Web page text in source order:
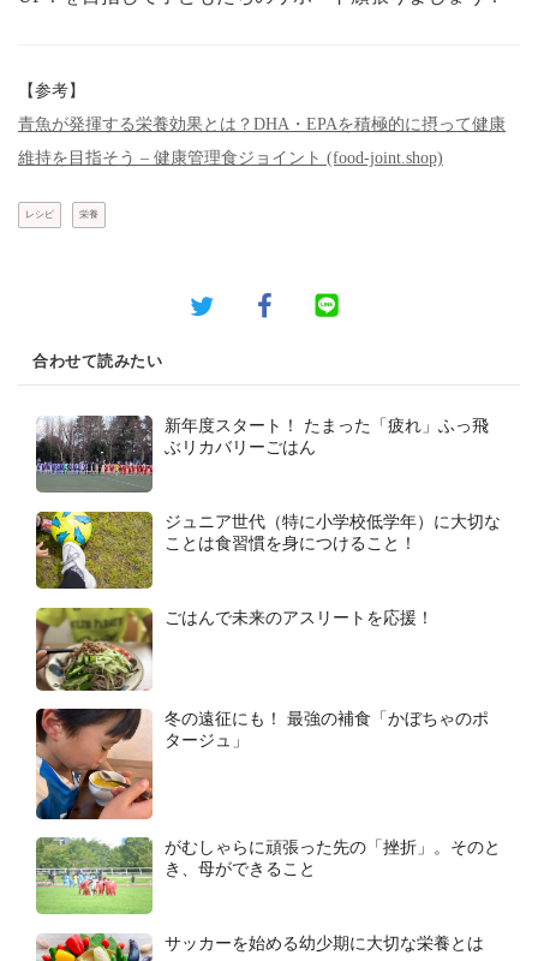
【参考】
青魚が発揮する栄養効果とは？DHA・EPAを積極的に摂って健康
維持を目指そう – 健康管理食ジョイント (food-joint.shop)
レシピ 栄養
合わせて読みたい
新年度スタート！ たまった「疲れ」ふっ飛
ぶリカバリーごはん
ジュニア世代（特に小学校低学年）に大切な
ことは食習慣を身につけること！
ごはんで未来のアスリートを応援！
冬の遠征にも！ 最強の補食「かぼちゃのポ
タージュ」
がむしゃらに頑張った先の「挫折」。そのと
き、母ができること
サッカーを始める幼少期に大切な栄養とは